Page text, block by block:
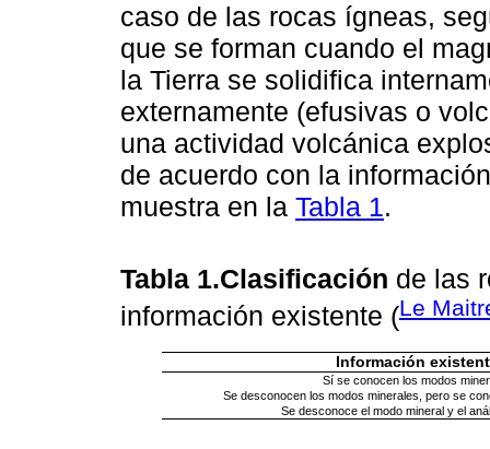
caso de las rocas ígneas,
que se forman cuando el
la Tierra se solidifica
externamente (efusivas o
una actividad volcánica
de acuerdo con la
muestra en la Tabla 1.
Tabla 1.Clasificación de las
información existente (Le
Información
Sí se conocen los modos
Se desconocen los modos minerales, pero se
Se desconoce el modo mineral y el